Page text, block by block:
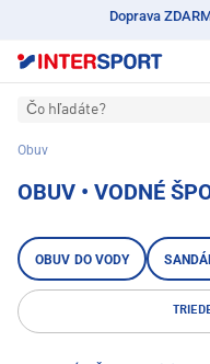
Doprava
Čo hľadáte?
Obuv
OBUV • VODNÉ
OBUV DO VODY